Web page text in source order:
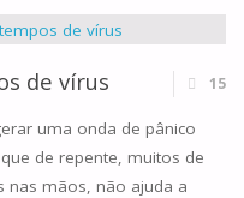
de vírus 15
uma onda de pânico
de repente, muitos de
nas mãos, não ajuda a